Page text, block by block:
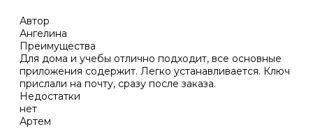
Автор
Ангелина
Преимущества
Для дома и учебы отлично подходит, все основные
приложения содержит. Легко устанавливается. Ключ
прислали на почту, сразу после заказа.
Недостатки
нет
Артем